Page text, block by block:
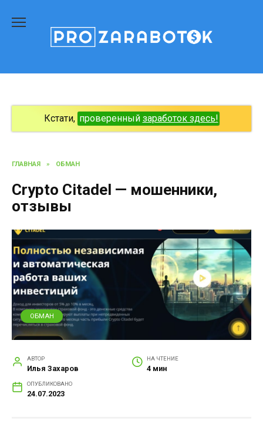
содержанию
Кстати, проверенный заработок здесь!
ГЛАВНАЯ » ОБМАН
Crypto Citadel — мошенники,
отзывы
ОБМАН
АВТОР
Илья Захаров
НА ЧТЕНИЕ
4 мин
ОПУБЛИКОВАНО
24.07.2023